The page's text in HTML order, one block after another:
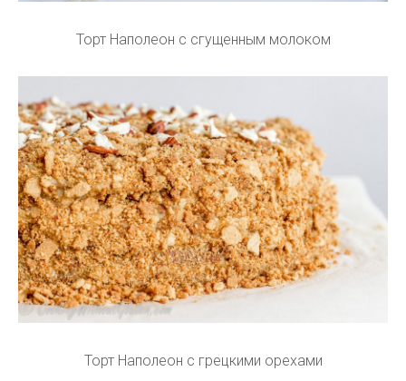
Торт Наполеон с сгущенным молоком
Торт Наполеон с грецкими орехами